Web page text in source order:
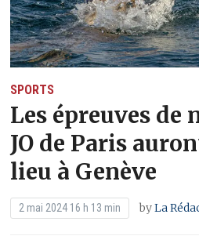
SPORTS
Les épreuves de
JO de Paris
lieu à Genève
2 mai 2024 16 h 13 min byLa